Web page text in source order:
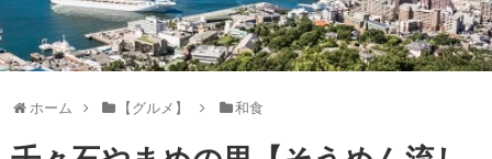
ホーム 【グルメ】 和食